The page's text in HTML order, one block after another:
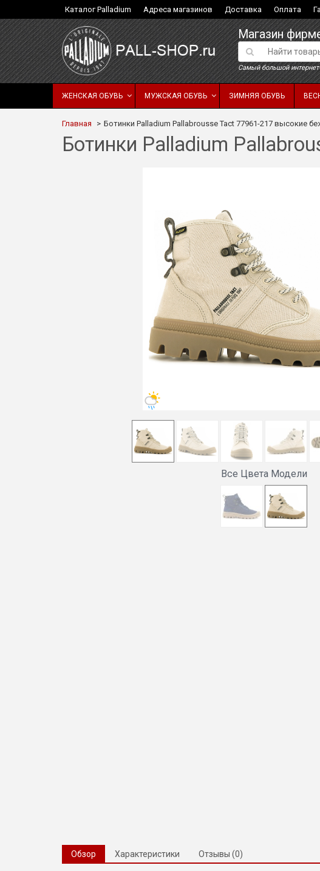
Каталог Palladium Адреса магазинов Доставка Оплата
Магазин
Самый большой
ЖЕНСКАЯ ОБУВЬ МУЖСКАЯ ОБУВЬ ЗИМНЯЯ ОБУВЬ
Главная Ботинки Palladium Pallabrousse Tact 77961-217 высокие
Ботинки Palladium
Все Цвета Модели
Обзор Характеристики Отзывы (0)